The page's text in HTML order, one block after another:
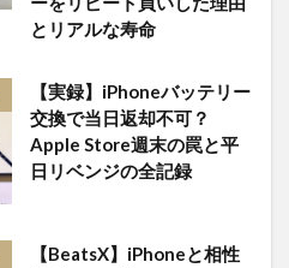
とリアルな寿命
【実録】iPhoneバッテリー
交換で当日返却不可？
Apple Store週末の罠と平
日リベンジの全記録
【BeatsX】iPhoneと相性